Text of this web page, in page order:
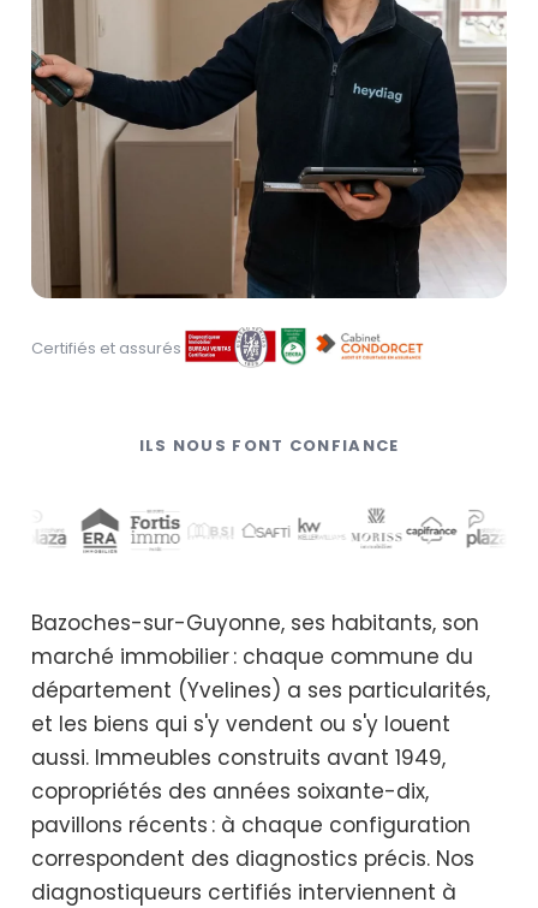
Certifiés et assurés
ILS NOUS FONT CONFIANCE
Bazoches-sur-Guyonne, ses habitants, son
marché immobilier : chaque commune du
département (Yvelines) a ses particularités,
et les biens qui s'y vendent ou s'y louent
aussi. Immeubles construits avant 1949,
copropriétés des années soixante-dix,
pavillons récents : à chaque configuration
correspondent des diagnostics précis. Nos
diagnostiqueurs certifiés interviennent à